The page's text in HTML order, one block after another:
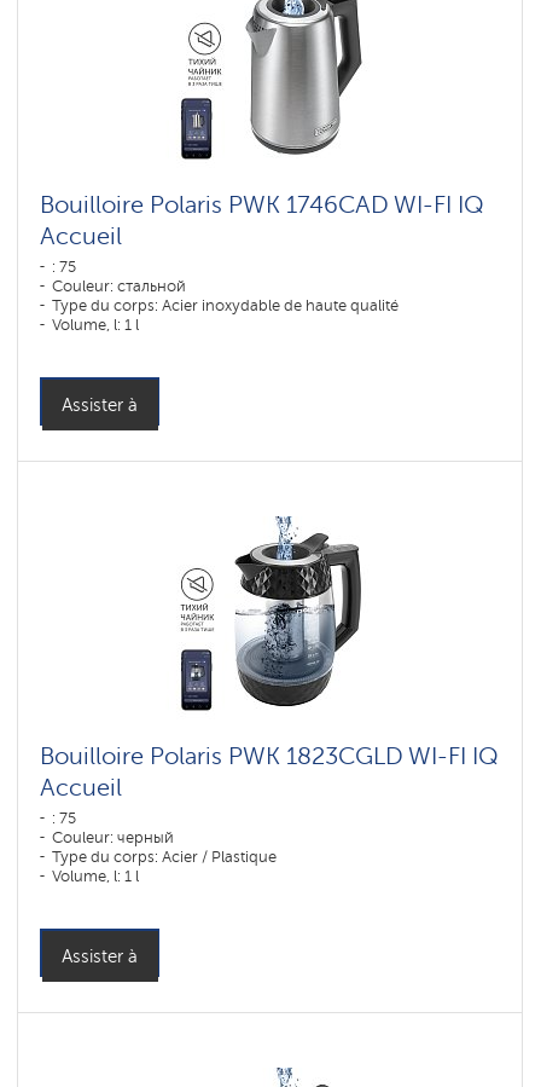
Bouilloire Polaris PWK 1746CAD WI-FI IQ
Accueil
: 75
Couleur: стальной
Type du corps: Acier inoxydable de haute qualité
Volume, l: 1 l
Assister à
Bouilloire Polaris PWK 1823CGLD WI-FI IQ
Accueil
: 75
Couleur: черный
Type du corps: Acier / Plastique
Volume, l: 1 l
Assister à
PRO
COLLECTION